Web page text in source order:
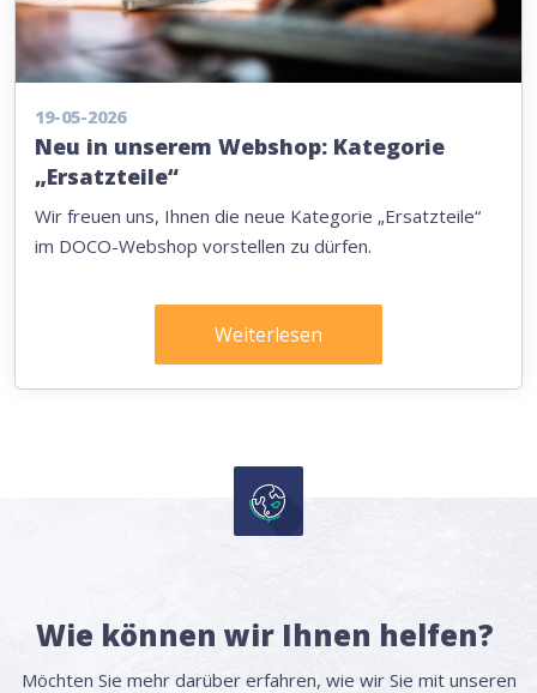
19-05-2026
Neu in unserem Webshop: Kategorie
„Ersatzteile“
Wir freuen uns, Ihnen die neue Kategorie „Ersatzteile“
im DOCO-Webshop vorstellen zu dürfen.
Weiterlesen
Wie können wir Ihnen helfen?
Möchten Sie mehr darüber erfahren, wie wir Sie mit unseren